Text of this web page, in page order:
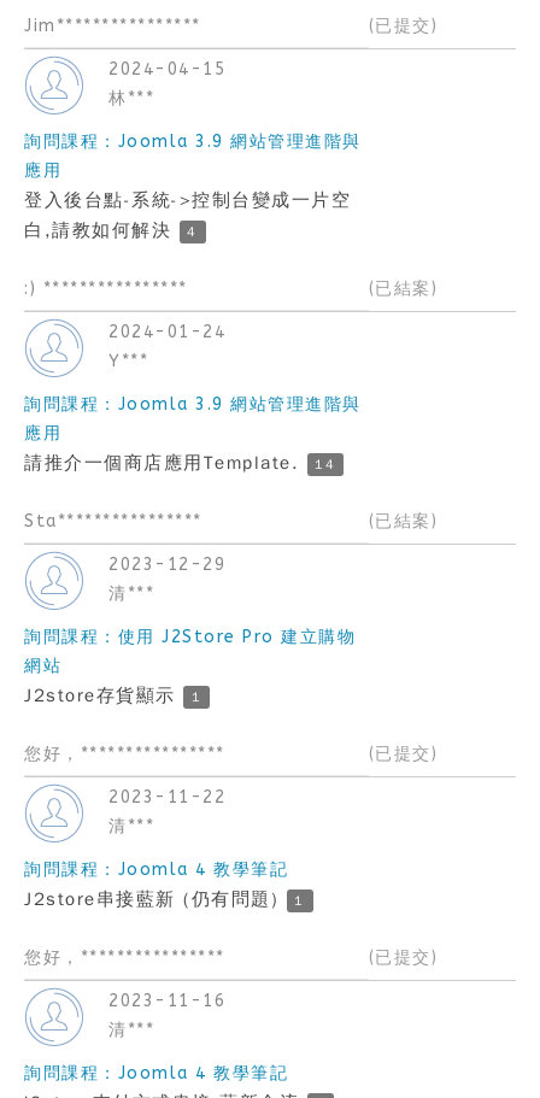
Jim**************** (已提交)
2024-04-15
林***
詢問課程：Joomla 3.9 網站管理進階與
應用
登入後台點-系統->控制台變成一片空
白,請教如何解決
4
:) **************** (已結案)
2024-01-24
Y***
詢問課程：Joomla 3.9 網站管理進階與
應用
請推介一個商店應用Template. 14
Sta**************** (已結案)
2023-12-29
清***
詢問課程：使用 J2Store Pro 建立購物
網站
J2store存貨顯示 1
您好，**************** (已提交)
2023-11-22
清***
詢問課程：Joomla 4 教學筆記
J2store串接藍新 (仍有問題) 1
您好，**************** (已提交)
2023-11-16
清***
詢問課程：Joomla 4 教學筆記